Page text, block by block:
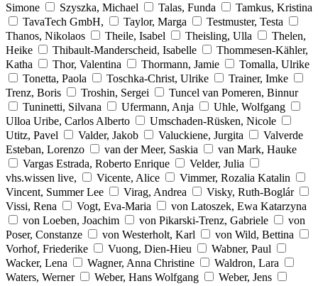
Simone
Szyszka, Michael Talas, Funda
Tamkus, Kristina
TavaTech GmbH,
Taylor, Marga
Testmuster, Testa
Thanos, Nikolaos
Theile, Isabel Theisling, Ulla
Thelen,
Heike
Thibault-Manderscheid, Isabelle
Thommesen-Kähler,
Katha
Thor, Valentina Thormann, Jamie
Tomalla, Ulrike
Tonetta, Paola
Toschka-Christ, Ulrike
Trainer, Imke
Trenz, Boris
Troshin, Sergei
Tuncel van Pomeren, Binnur
Tuninetti, Silvana
Ufermann, Anja
Uhle, Wolfgang
Ulloa Uribe, Carlos Alberto
Umschaden-Rüsken, Nicole
Utitz, Pavel
Valder, Jakob Valuckiene, Jurgita
Valverde
Esteban, Lorenzo
van der Meer, Saskia
van Mark, Hauke
Vargas Estrada, Roberto Enrique
Velder, Julia
vhs.wissen live,
Vicente, Alice
Vimmer, Rozalia Katalin
Vincent, Summer Lee
Virag, Andrea
Visky, Ruth-Boglár
Vissi, Rena
Vogt, Eva-Maria
von Latoszek, Ewa Katarzyna
von Loeben, Joachim
von Pikarski-Trenz, Gabriele
von
Poser, Constanze
von Westerholt, Karl
von Wild, Bettina
Vorhof, Friederike
Vuong, Dien-Hieu
Wabner, Paul
Wacker, Lena
Wagner, Anna Christine
Waldron, Lara
Waters, Werner
Weber, Hans Wolfgang
Weber, Jens